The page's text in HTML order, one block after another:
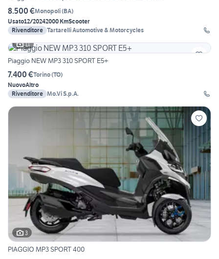
8.500 €Monopoli(BA)
Usato12/20242000 KmScooter
Rivenditore Tartarelli Automotive & Motorcycles
11
Piaggio NEW MP3 310 SPORT E5+
7.400 €Torino(TO)
NuovoAltro
Rivenditore Mo.Vi S.p.A.
3
PIAGGIO MP3 SPORT 400